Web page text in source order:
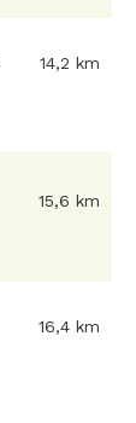
14,2 km
15,6 km
16,4 km